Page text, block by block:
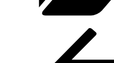
Beitragsnavigation